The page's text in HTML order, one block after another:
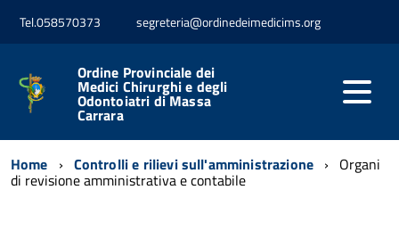
Tel.058570373 segreteria@ordinedeimedicims.org
Ordine Provinciale dei
Medici Chirurghi e degli
Odontoiatri di Massa
Carrara
Home Controlli e rilievi sull'amministrazione Organi
di revisione amministrativa e contabile